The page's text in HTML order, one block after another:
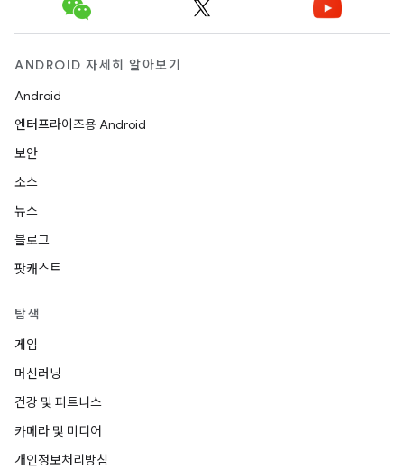
ANDROID 자세히 알아보기
Android
엔터프라이즈용 Android
보안
소스
뉴스
블로그
팟캐스트
탐색
게임
머신러닝
건강 및 피트니스
카메라 및 미디어
개인정보처리방침